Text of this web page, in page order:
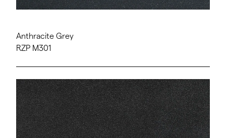
Anthracite Grey
RZP M301